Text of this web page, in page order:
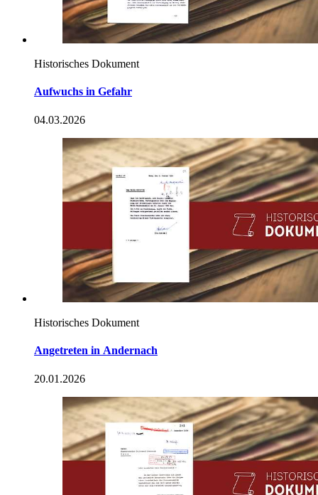
Historisches Dokument
Aufwuchs in Gefahr
04.03.2026
Historisches Dokument
Angetreten in Andernach
20.01.2026